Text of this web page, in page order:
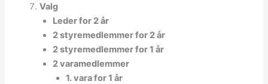
Valg
Leder for 2 år
2 styremedlemmer for 2 år
2 styremedlemmer for 1 år
2 varamedlemmer
1. vara for 1 år